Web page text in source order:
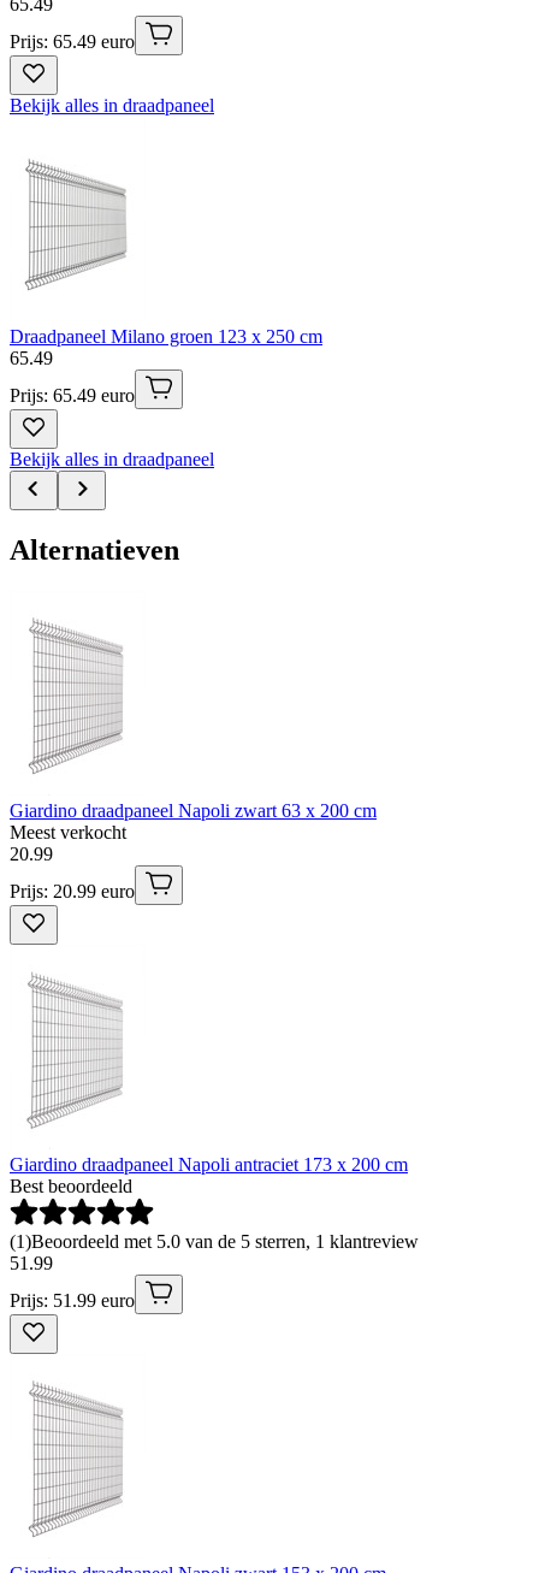
65.49
Prijs: 65.49 euro
Bekijk alles in draadpaneel
Draadpaneel Milano groen 123 x 250 cm
65.49
Prijs: 65.49 euro
Bekijk alles in draadpaneel
Alternatieven
Giardino draadpaneel Napoli zwart 63 x 200 cm
Meest verkocht
20.99
Prijs: 20.99 euro
Giardino draadpaneel Napoli antraciet 173 x 200 cm
Best beoordeeld
(1)Beoordeeld met 5.0 van de 5 sterren, 1 klantreview
51 .99
Prijs: 51.99 euro